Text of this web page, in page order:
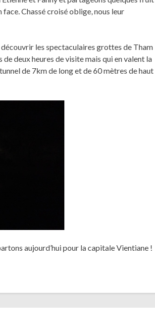
face. Chassé croisé oblige, nous leur
les spectaculaires grottes de Tham
deux heures de visite mais qui en valent la
de 7km de long et de 60 mètres de haut
aujourd’hui pour la capitale Vientiane !